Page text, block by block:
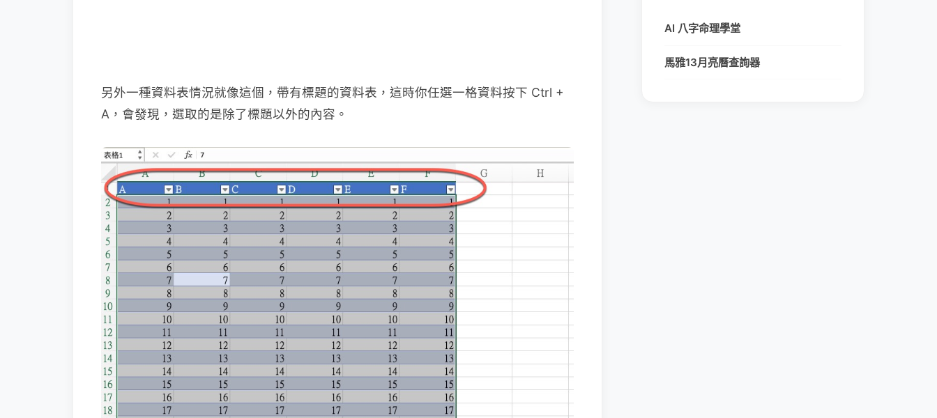
另外一種資料表情況就像這個，帶有標題的資料表，這時你任選一格資料按下 Ctrl +
A，會發現，選取的是除了標題以外的內容。
AI 八字命理學堂
馬雅13月亮曆查詢器